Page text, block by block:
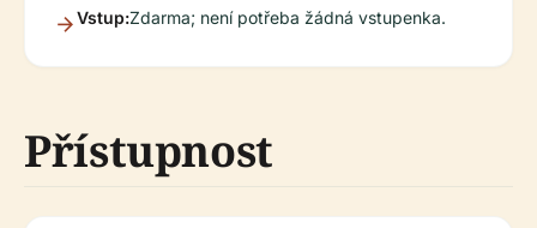
Vstup:Zdarma; není potřeba žádná vstupenka.
Přístupnost